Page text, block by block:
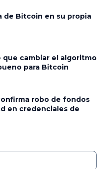
de Bitcoin en su propia
que cambiar el algoritmo
para Bitcoin
robo de fondos
en credenciales de